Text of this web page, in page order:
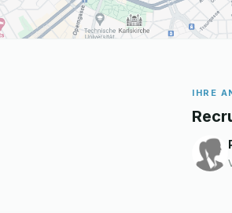
IHRE